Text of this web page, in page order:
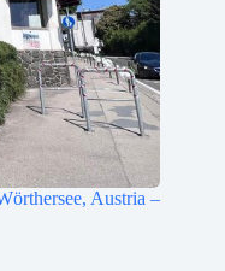
Austria –